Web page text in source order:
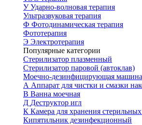
УУдарно-волновая терапия
Ультразвуковая терапия
Ф Фотодинамическая терапия
Фототерапия
Э Электротерапия
Популярные категории
Стерилизатор плазменный
Стерилизатор паровой (автоклав)
Моечно-дезинфицирующая машина
А Аппарат для чистки и смазки
В Ванна моечная
Д Деструктор игл
К Камера для хранения
Кипятильник дезинфекционный